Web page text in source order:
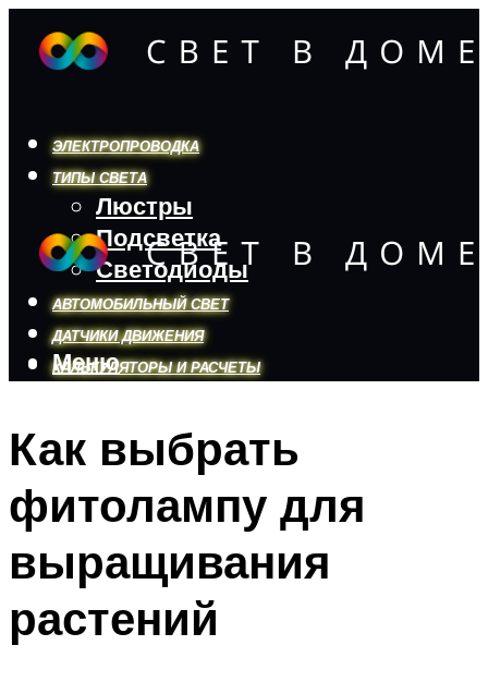
ЭЛЕКТРОПРОВОДКА
ТИПЫ СВЕТА
Люстры
Подсветка
Светодиоды
АВТОМОБИЛЬНЫЙ СВЕТ
ДАТЧИКИ ДВИЖЕНИЯ
КАЛЬКУЛЯТОРЫ И РАСЧЕТЫ
Меню
Меню
Как выбрать
фитолампу для
выращивания
растений